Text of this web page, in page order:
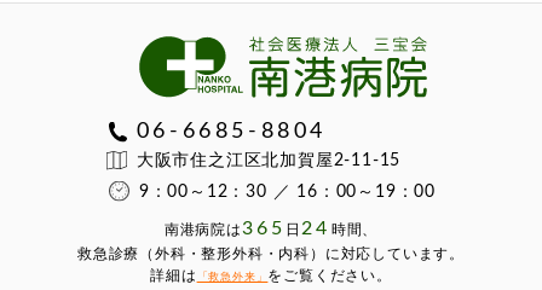
06-6685-8804
大阪市住之江区北加賀屋2-11-15
9：00～12：30 ／ 16：00～19：00
南港病院は365 ⽇ 24 時間、
救急診療（外科・整形外科・内科）に対応しています。
詳細は
「救急外来」 をご覧ください。